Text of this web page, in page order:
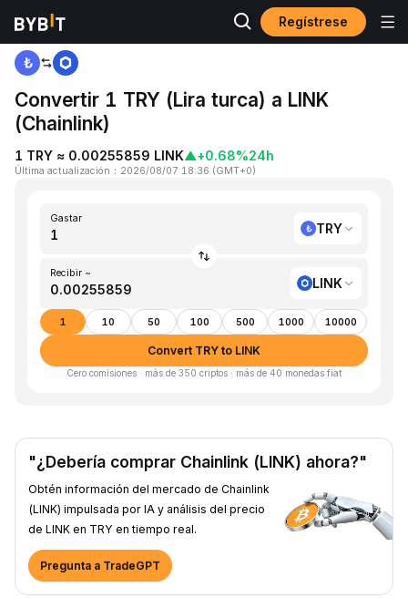
Regístrese
Inicio TRY to LINK
Convertir 1 TRY (Lira turca) a LINK
(Chainlink)
1 TRY ≈ 0.00255859 LINK▲+0.68%24h
Última actualización ： 2026/08/07 18:36 (GMT+0)
Gastar
TRY
Recibir ~
LINK
1 10 50 100 500 1000 10000
Convert TRY to LINK
Cero comisiones · más de 350 criptos · más de 40 monedas fiat
"¿Debería comprar Chainlink (LINK) ahora?"
Obtén información del mercado de Chainlink
(LINK) impulsada por IA y análisis del precio
de LINK en TRY en tiempo real.
Pregunta a TradeGPT